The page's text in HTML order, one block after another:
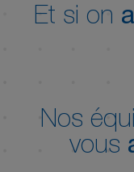
Et si on
Nos
vous